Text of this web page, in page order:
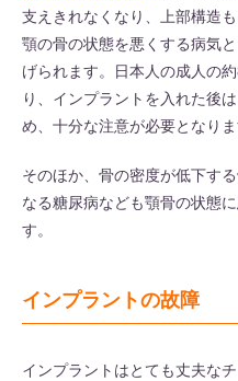
支えきれなくなり、上部構造
顎の骨の状態を悪くする病気
げられます。日本人の成人の
り、インプラントを入れた後
め、十分な注意が必要となりま
そのほか、骨の密度が低下す
なる糖尿病なども顎骨の状態
す。
インプラントの故障
インプラントはとても丈夫な